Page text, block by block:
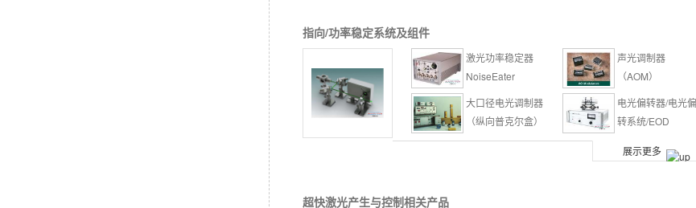
指向/功率稳定系统及组件
激光功率稳定器
NoiseEater
声光调制器
（AOM）
大口径电光调制器
（纵向普克尔盒）
电光偏转器/电光偏
转系统/EOD
Chroma二向色镜
（分束镜)
展示更多
超快激光产生与控制相关产品